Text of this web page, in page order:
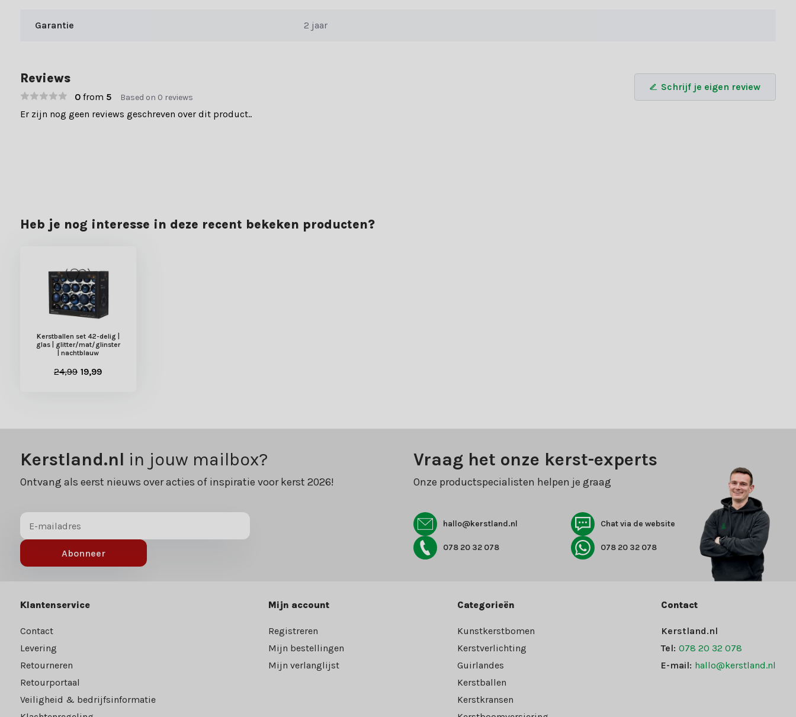
Neem contact op met onze klantenservice voor persoonlijk advies of gebruik onze handige keuzehulp om de perfecte kerstballen te vinden.
Gratis verzending boven €49,-
Garantie 2 jaar
Reviews
0from 5 Based on 0 reviews
Schrijf je eigen review
Er zijn nog geen reviews geschreven over dit product..
Heb je nog interesse in deze recent bekeken producten?
Kerstballen set 42-delig |
glas | glitter/mat/glinster
| nachtblauw
24,99 19,99
Kerstland.nl in jouw mailbox?
Ontvang als eerst nieuws over acties of inspiratie voor kerst 2026!
Abonneer
Vraag het onze kerst-experts
Onze productspecialisten helpen je graag
hallo@kerstland.nl Chat via de website
078 20 32 078 078 20 32 078
Klantenservice
Contact
Levering
Retourneren
Retourportaal
Veiligheid & bedrijfsinformatie
Mijn account
Registreren
Mijn bestellingen
Mijn verlanglijst
Categorieën
Kunstkerstbomen
Kerstverlichting
Guirlandes
Kerstballen
Kerstkransen
Contact
Kerstland.nl
Tel: 078 20 32 078
E-mail: hallo@kerstland.nl